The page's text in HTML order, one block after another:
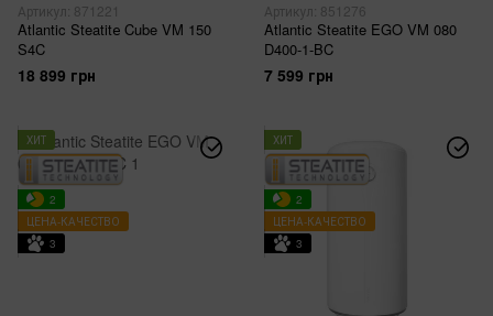
Артикул: 871221
Atlantic Steatitе Cube VM 150
S4C
18 899 грн
Артикул: 851276
Atlantic Steatite EGO VM 080
D400-1-BC
7 599 грн
ХИТ
2
ЦЕНА-КАЧЕСТВО
3
ХИТ
2
ЦЕНА-КАЧЕСТВО
3